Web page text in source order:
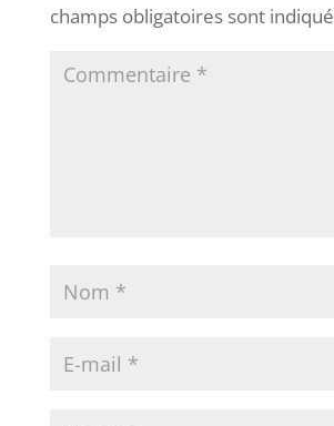
champs obligatoires sont